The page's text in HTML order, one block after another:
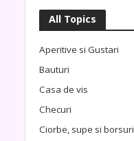
All Topics
Aperitive si Gustari
Bauturi
Casa de vis
Checuri
Ciorbe, supe si borsuri